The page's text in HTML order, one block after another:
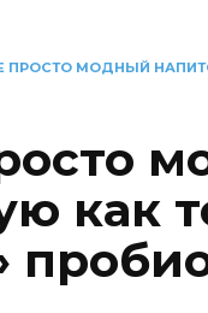
ПРОСТО МОДНЫЙ
как